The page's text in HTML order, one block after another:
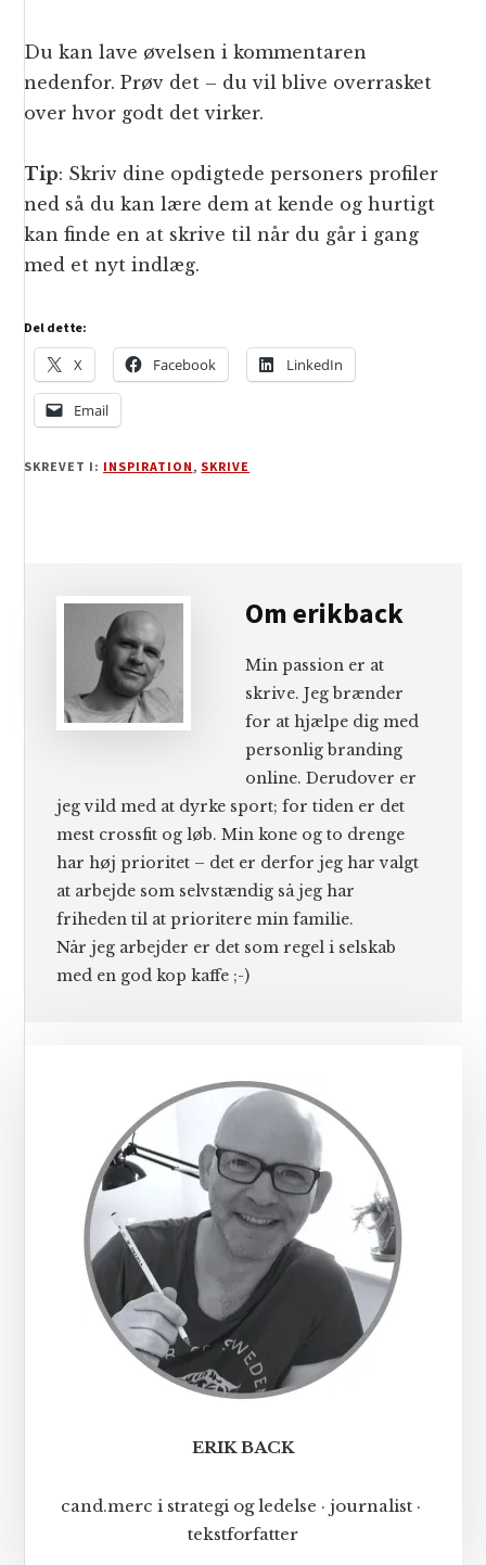
Du kan lave øvelsen i kommentaren
nedenfor. Prøv det – du vil blive overrasket
over hvor godt det virker.
Tip: Skriv dine opdigtede personers profiler
ned så du kan lære dem at kende og hurtigt
kan finde en at skrive til når du går i gang
med et nyt indlæg.
Del dette:
X Facebook LinkedIn
Email
SKREVET I: INSPIRATION, SKRIVE
Omerikback
Min passion er at
skrive. Jeg brænder
for at hjælpe dig med
personlig branding
online. Derudover er
jeg vild med at dyrke sport; for tiden er det
mest crossfit og løb. Min kone og to drenge
har høj prioritet – det er derfor jeg har valgt
at arbejde som selvstændig så jeg har
friheden til at prioritere min familie.
Når jeg arbejder er det som regel i selskab
med en god kop kaffe ;-)
ERIK BACK
cand.merc i strategi og ledelse · journalist ·
tekstforfatter